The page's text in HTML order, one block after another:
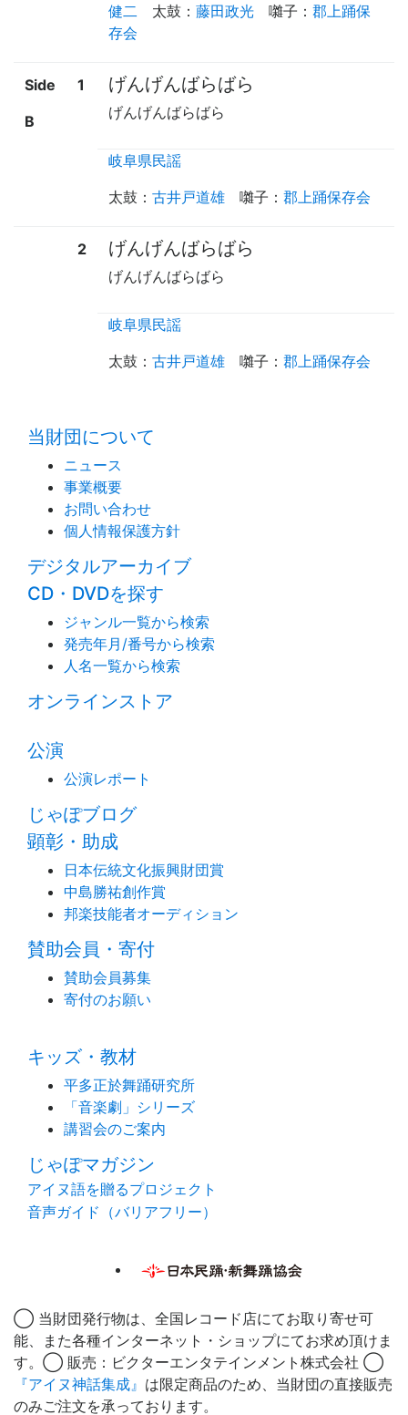
健二
太鼓 ： 藤田政光 囃子 ： 郡上踊保
存会
Side
B
1 げんげんばらばら
げんげんばらばら
岐阜県民謡
太鼓 ： 古井戸道雄 囃子 ： 郡上踊保存会
2 げんげんばらばら
げんげんばらばら
岐阜県民謡
太鼓 ： 古井戸道雄 囃子 ： 郡上踊保存会
当財団について
ニュース
事業概要
お問い合わせ
個人情報保護方針
デジタルアーカイブ
CD・DVDを探す
ジャンル一覧から検索
発売年月/番号から検索
人名一覧から検索
オンラインストア
公演
公演レポート
じゃぽブログ
顕彰・助成
日本伝統文化振興財団賞
中島勝祐創作賞
邦楽技能者オーディション
賛助会員・寄付
賛助会員募集
寄付のお願い
キッズ・教材
平多正於舞踊研究所
「音楽劇」シリーズ
講習会のご案内
じゃぽマガジン
アイヌ語を贈るプロジェクト
音声ガイド（バリアフリー）
◯ 当財団発行物は、全国レコード店にてお取り寄せ可
能、また各種インターネット・ショップにてお求め頂けま
す。◯ 販売：ビクターエンタテインメント株式会社 ◯
『アイヌ神話集成』 は限定商品のため、当財団の直接販売
のみご注文を承っております。